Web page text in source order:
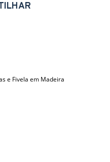
e Fivela em Madeira